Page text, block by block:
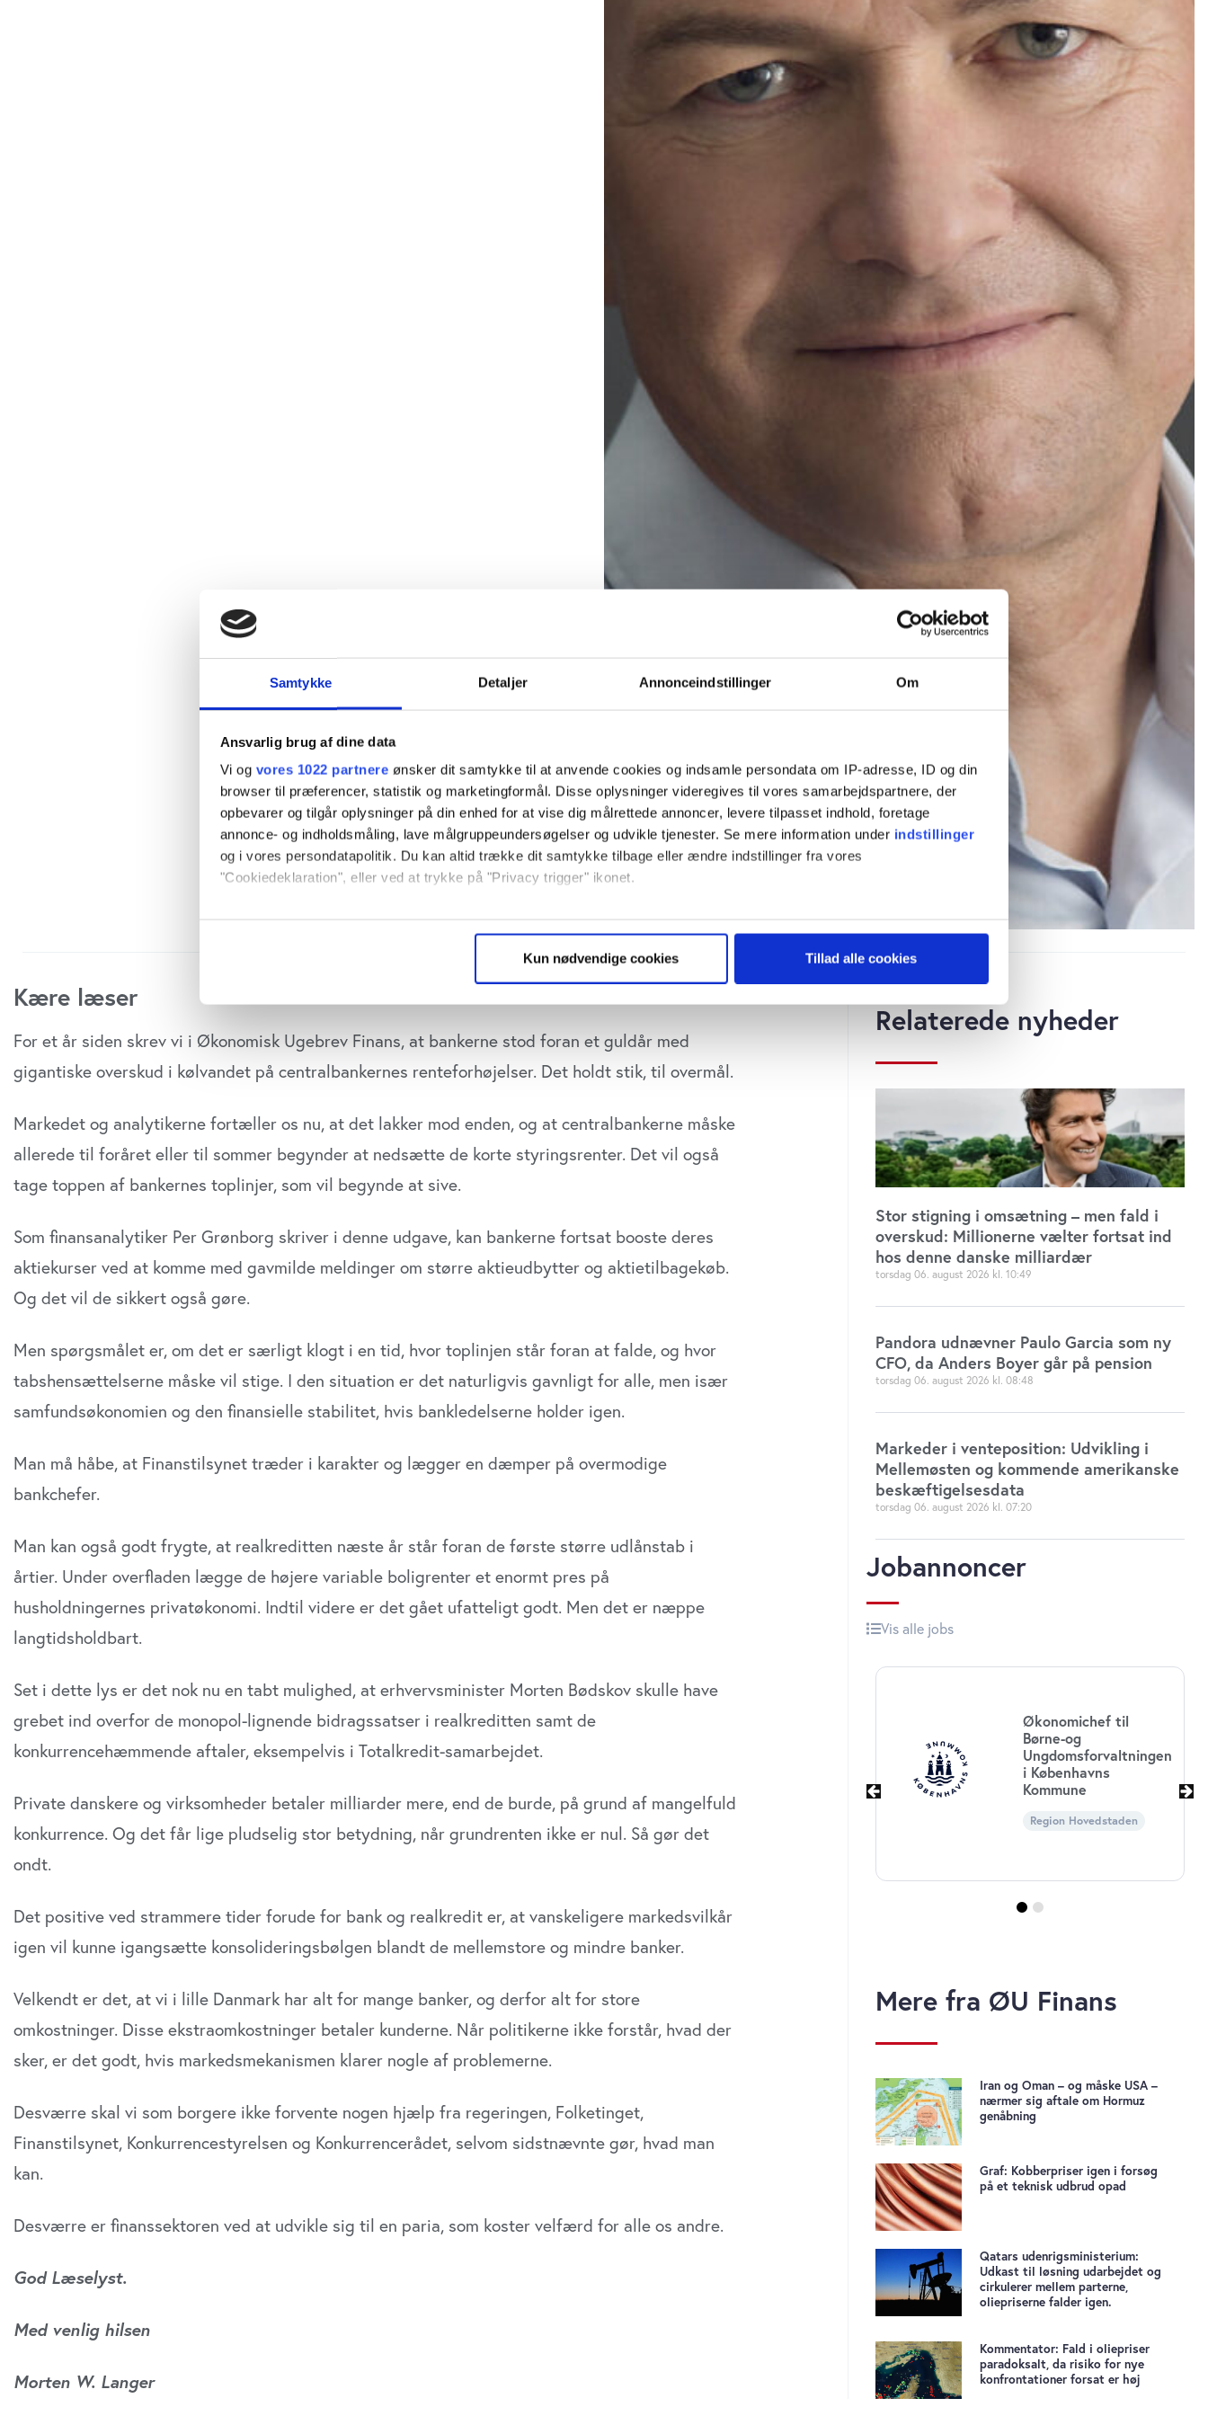
Samtykke Detaljer Annonceindstillinger Om
Ansvarlig brug af dine data
Vi og vores 1022 partnere ønsker dit samtykke til at anvende cookies og indsamle persondata om IP-adresse, ID og din
browser til præferencer, statistik og marketingformål. Disse oplysninger videregives til vores samarbejdspartnere, der
opbevarer og tilgår oplysninger på din enhed for at vise dig målrettede annoncer, levere tilpasset indhold, foretage
annonce- og indholdsmåling, lave målgruppeundersøgelser og udvikle tjenester. Se mere information under indstillinger
og i vores persondatapolitik. Du kan altid trække dit samtykke tilbage eller ændre indstillinger fra vores
"Cookiedeklaration", eller ved at trykke på "Privacy trigger" ikonet.
Hvis du tillader det, vil vi også gerne:
Identificere din enhed baseret på en scanning af dens unikke karakteristika (fingerprinting)
Vi bruger cookies til at tilpasse vores indhold og annoncer, til at vise dig funktioner til sociale medier og til at analysere
vores trafik. Vi deler også oplysninger om din brug af vores website med vores partnere inden for sociale medier,
annonceringspartnere og analysepartnere. Vores partnere kan kombinere disse data med andre oplysninger, du har givet
anvende vores hjemmeside.
Kun nødvendige cookies Tillad alle cookies
Kære læser
For et år siden skrev vi i Økonomisk Ugebrev Finans, at bankerne stod foran et guldår med
gigantiske overskud i kølvandet på centralbankernes renteforhøjelser. Det holdt stik, til overmål.
Markedet og analytikerne fortæller os nu, at det lak­ker mod enden, og at centralbankerne måske
allerede til foråret eller til sommer begynder at nedsætte de korte styringsrenter. Det vil også
tage toppen af bankernes top­linjer, som vil begynde at sive.
Som finansanalytiker Per Grønborg skriver i denne ud­gave, kan bankerne fortsat booste deres
aktiekurser ved at komme med gavmilde meldinger om større aktieudbyt­ter og aktietilbagekøb.
Og det vil de sikkert også gøre.
Men spørgsmålet er, om det er særligt klogt i en tid, hvor toplinjen står foran at falde, og hvor
tabshensæt­telserne måske vil stige. I den situation er det naturligvis gavnligt for alle, men især
samfundsøkonomien og den finansielle stabilitet, hvis bankledelserne holder igen.
Man må håbe, at Finanstilsynet træder i karakter og lægger en dæmper på overmodige
bankchefer.
Man kan også godt frygte, at realkreditten næste år står foran de første større udlånstab i
årtier. Under over­fladen lægge de højere variable boligrenter et enormt pres på
husholdningernes privatøkonomi. Indtil videre er det gået ufatteligt godt. Men det er næppe
langtidshold­bart.
Set i dette lys er det nok nu en tabt mulighed, at er­hvervsminister Morten Bødskov skulle have
grebet ind overfor de monopol-lignende bidragssatser i realkredit­ten samt de
konkurrencehæmmende aftaler, eksempel­vis i Totalkredit-samarbejdet.
Private danskere og virksomheder betaler milliarder mere, end de burde, på grund af mangelfuld
konkurren­ce. Og det får lige pludselig stor betydning, når grundren­ten ikke er nul. Så gør det
ondt.
Det positive ved strammere tider forude for bank og realkredit er, at vanskeligere markedsvilkår
igen vil kunne igangsætte konsolideringsbølgen blandt de mellemstore og mindre banker.
Velkendt er det, at vi i lille Danmark har alt for mange banker, og derfor alt for store
omkostninger. Disse eks­traomkostninger betaler kunderne. Når politikerne ikke forstår, hvad der
sker, er det godt, hvis markedsmekanis­men klarer nogle af problemerne.
Desværre skal vi som borgere ikke forvente nogen hjælp fra regeringen, Folketinget,
Finanstilsynet, Konkur­rencestyrelsen og Konkurrencerådet, selvom sidstnævnte gør, hvad man
kan.
Desværre er finanssektoren ved at udvikle sig til en pa­ria, som koster velfærd for alle os andre.
God Læselyst.
Med venlig hilsen
Morten W. Langer
Relaterede nyheder
Stor stigning i omsætning – men fald i
overskud: Millionerne vælter fortsat ind
hos denne danske milliardær
torsdag 06. august 2026 10:49
Pandora udnævner Paulo Garcia som ny
CFO, da Anders Boyer går på pension
torsdag 06. august 2026 08:48
Markeder i venteposition: Udvikling i
Mellemøsten og kommende amerikanske
beskæftigelsesdata
torsdag 06. august 2026 07:20
Jobannoncer
Vis alle jobs
Direktør til
Revisorgruppen
Region Midt
Økonomichef til
Ungdomsforvaltningen
Region Midt
Økonomichef til
Børne-og
Ungdomsforvaltningen
i Københavns
Kommune
Region Hovedstaden
Mere fra ØU Finans
Iran og Oman – og måske USA –
nærmer sig aftale om Hormuz
genåbning
Graf: Kobberpriser igen i forsøg
på et teknisk udbrud opad
Qatars udenrigsministerium:
Udkast til løsning udarbejdet og
cirkulerer mellem parterne,
oliepriserne falder igen.
Kommentator: Fald i oliepriser
paradoksalt, da risiko for nye
konfrontationer forsat er høj